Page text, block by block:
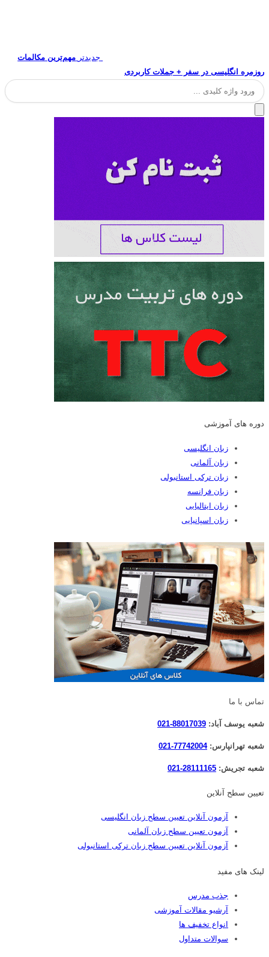
جدیدتر مهم‌ترین مکالمات
روزمره انگلیسی در سفر + جملات کاربردی
جستجو
برای:
دوره های آموزشی
زبان انگلیسی
زبان آلمانی
زبان ترکی استانبولی
زبان فرانسه
زبان ایتالیایی
زبان اسپانیایی
تماس با ما
شعبه یوسف آباد: 88017039-021
شعبه تهرانپارس:77742004-021
شعبه تجریش: 28111165-021
تعیین سطح آنلاین
آزمون آنلاین تعیین سطح زبان انگلیسی
آزمون تعیین سطح زبان آلمانی
آزمون آنلاین تعیین سطح زبان ترکی استانبولی
لینک های مفید
جذب مدرس
آرشیو مقالات آموزشی
انواع تخفیف ها
سوالات متداول